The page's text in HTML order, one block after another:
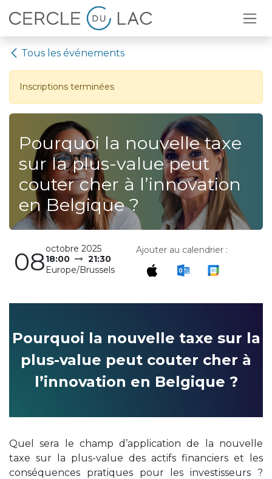
Se rendre au contenu
Tous les événements
Inscriptions terminées
Pourquoi la nouvelle taxe
sur la plus-value peut
couter cher à l’innovation
en Belgique ?
08octobre 2025
18:00
21:30
Europe/Brussels
Ajouter au calendrier :
Pourquoi la nouvelle taxe sur la
plus-value peut couter cher à
l’innovation en Belgique ?
Quel sera le champ d’application de la nouvelle
taxe sur la plus-value des actifs financiers et les
conséquences pratiques pour les investisseurs ?